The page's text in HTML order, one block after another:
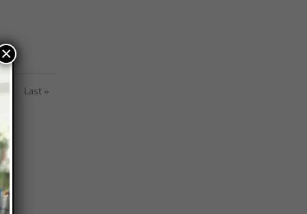
Last »
×